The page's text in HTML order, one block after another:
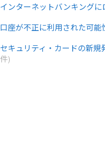
インターネットバンキング
口座が不正に利用された可能
セキュリティ・カードの新
件)